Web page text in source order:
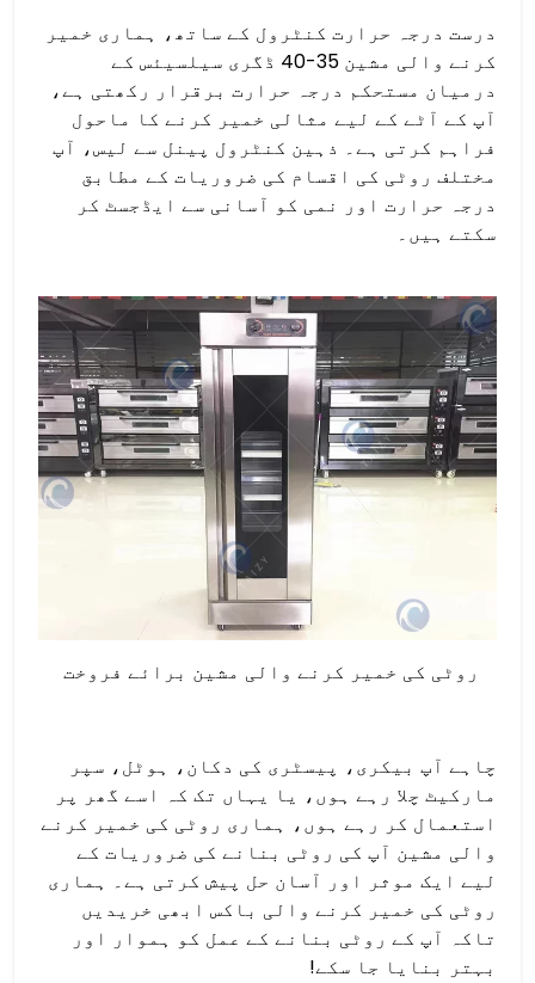
درست درجہ حرارت کنٹرول کے ساتھ، ہماری خمیر
کرنے والی مشین 35-40 ڈگری سیلسیئس کے
درمیان مستحکم درجہ حرارت برقرار رکھتی ہے،
آپ کے آٹے کے لیے مثالی خمیر کرنے کا ماحول
فراہم کرتی ہے۔ ذہین کنٹرول پینل سے لیس، آپ
مختلف روٹی کی اقسام کی ضروریات کے مطابق
درجہ حرارت اور نمی کو آسانی سے ایڈجسٹ کر
سکتے ہیں۔
روٹی کی خمیر کرنے والی مشین برائے فروخت
چاہے آپ بیکری، پیسٹری کی دکان، ہوٹل، سپر
مارکیٹ چلا رہے ہوں، یا یہاں تک کہ اسے گھر پر
استعمال کر رہے ہوں، ہماری روٹی کی خمیر کرنے
والی مشین آپ کی روٹی بنانے کی ضروریات کے
لیے ایک موثر اور آسان حل پیش کرتی ہے۔ ہماری
روٹی کی خمیر کرنے والی باکس ابھی خریدیں
تاکہ آپ کے روٹی بنانے کے عمل کو ہموار اور
بہتر بنایا جا سکے!